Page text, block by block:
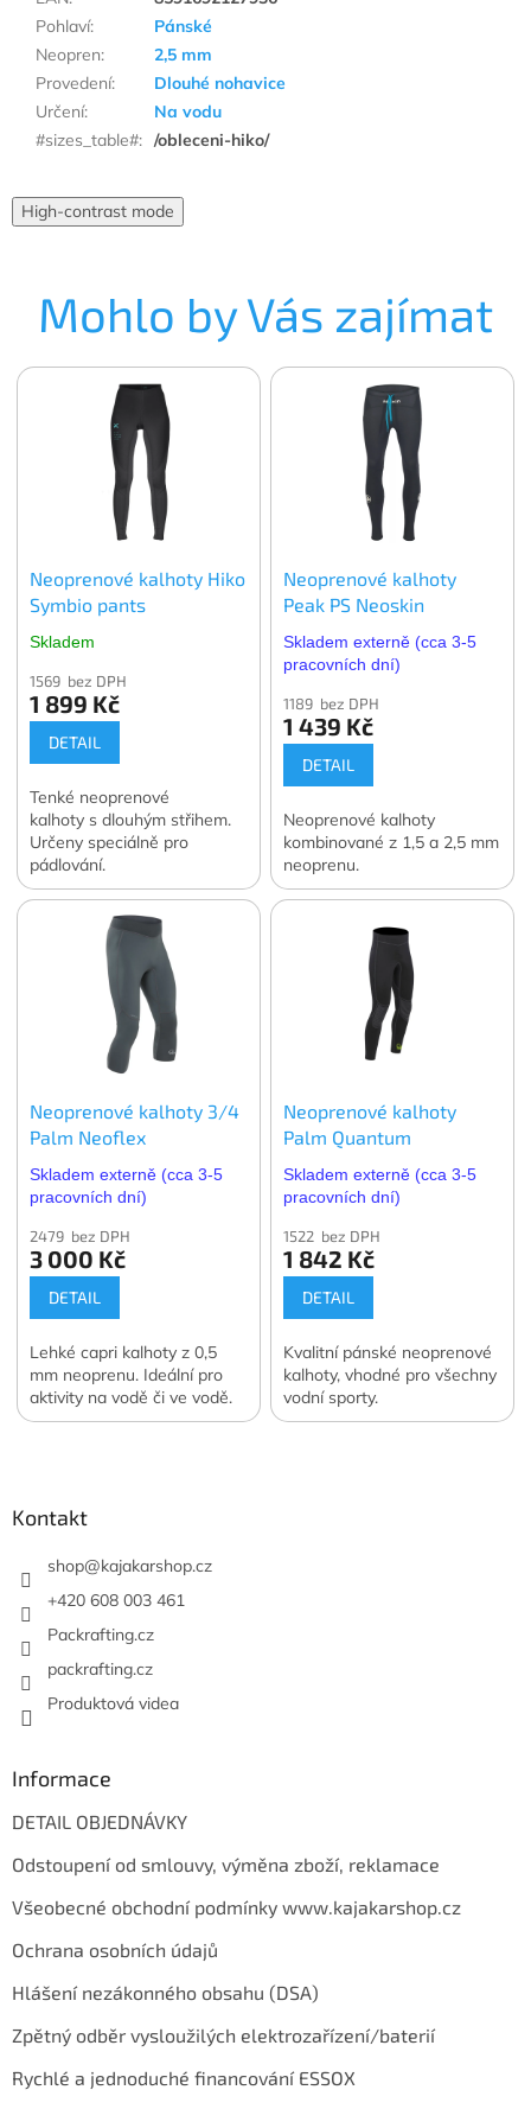
Pohlaví:
Pánské
Neopren:
2,5 mm
Provedení:
Dlouhé nohavice
Určení:
Na vodu
#sizes_table#: /obleceni-hiko/
High-contrast mode
Mohlo by Vás zajímat
Neoprenové kalhoty Hiko
Symbio pants
Skladem
1569 bez DPH
1 899 Kč
DETAIL
Tenké neoprenové
kalhoty s dlouhým střihem.
Určeny speciálně pro
pádlování.
Neoprenové kalhoty
Peak PS Neoskin
Skladem externě (cca 3-5
pracovních dní)
1189 bez DPH
1 439 Kč
DETAIL
Neoprenové kalhoty
kombinované z 1,5 a 2,5 mm
neoprenu.
Neoprenové kalhoty 3/4
Palm Neoflex
Skladem externě (cca 3-5
pracovních dní)
2479 bez DPH
3 000 Kč
DETAIL
Lehké capri kalhoty z 0,5
mm neoprenu. Ideální pro
aktivity na vodě či ve vodě.
Neoprenové kalhoty
Palm Quantum
Skladem externě (cca 3-5
pracovních dní)
1522 bez DPH
1 842 Kč
DETAIL
Kvalitní pánské neoprenové
kalhoty, vhodné pro všechny
vodní sporty.
Kontakt
shop@kajakarshop.cz
+420 608 003 461
Packrafting.cz
packrafting.cz
Produktová videa
Informace
DETAIL OBJEDNÁVKY
Odstoupení od smlouvy, výměna zboží, reklamace
Všeobecné obchodní podmínky www.kajakarshop.cz
Ochrana osobních údajů
Hlášení nezákonného obsahu (DSA)
Zpětný odběr vysloužilých elektrozařízení/baterií
Rychlé a jednoduché financování ESSOX